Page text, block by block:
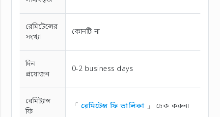
রেমিটেন্সের
সংখ্যা
কোনটি না
দিন
প্রয়োজন
0-2 business days
রেমিট্যান্স
ফি
「 রেমিটেন্স ফি তালিকা 」 চেক করুন।